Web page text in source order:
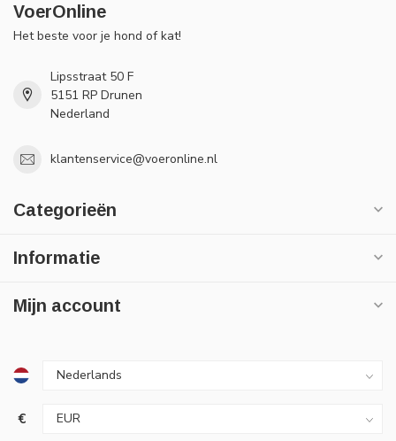
VoerOnline
Het beste voor je hond of kat!
Lipsstraat 50 F
5151 RP Drunen
Nederland
klantenservice@voeronline.nl
Categorieën
Informatie
Mijn account
€